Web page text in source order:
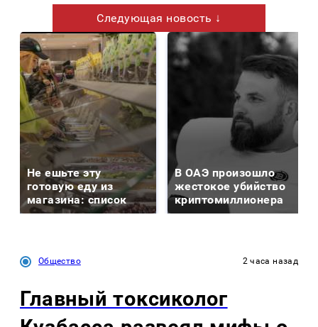
Следующая новость ↓
Не ешьте эту
готовую еду из
магазина: список
В ОАЭ произошло
жестокое убийство
криптомиллионера
Общество 2 часа назад
Главный токсиколог